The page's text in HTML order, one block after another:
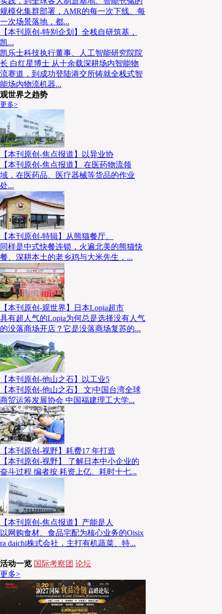
规模化集群部署，AMR的每一次下线、每
一次场景落地，都...
【本刊原创-特别企划】全栈自研筑基，
凯...
凯乐士科技执行董事、人工智能研究院院
长 白红星博士 从十余载深耕场内智能物
流赛道，到成功登陆港交所铸就全栈式智
能场内物流机器...
观世界之趋势
更多>
【本刊原创-焦点报道】以异业协
【本刊原创-焦点报道】 在医药物流领
域，在医药品、医疗器械等货品的作业
处...
【本刊原创-特辑】从熊猫餐厅、
同样是中式快餐连锁，火遍北美的熊猫快
餐、深耕本土的老乡鸡与大米先生，...
【本刊原创-观世界】日本Lopia超市
具有超人气的Lopia为何总是选择没有人气
的没落商场开店？它是没落商场复苏的...
【本刊原创-他山之石】以工业5
【本刊原创-他山之石】 文|中国台湾全球
商贸运筹发展协会 中国福建理工大学...
【本刊原创-视野】耗费17 年打造
【本刊原创-视野】 了解日本中小企业的
奋斗过程 编者按 耗资上亿、耗时十七...
【本刊原创-焦点报道】产能是人
以网购食材、食品宅配为核心业务的Oisix
ra daichi株式会社，主打有机蔬菜、特...
活动一览 国际考察团 论坛
更多>